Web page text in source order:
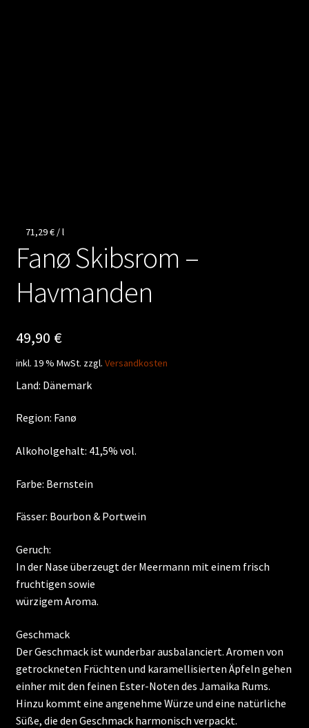
71,29€ /l
Fanø Skibsrom –
Havmanden
49,90 €
inkl. 19 % MwSt. zzgl. Versandkosten
Land: Dänemark
Region: Fanø
Alkoholgehalt: 41,5% vol.
Farbe: Bernstein
Fässer: Bourbon & Portwein
Geruch:
In der Nase überzeugt der Meermann mit einem frisch
fruchtigen sowie
würzigem Aroma.
Geschmack
Der Geschmack ist wunderbar ausbalanciert. Aromen von
getrockneten Früchten und karamellisierten Äpfeln gehen
einher mit den feinen Ester-Noten des Jamaika Rums.
Hinzu kommt eine angenehme Würze und eine natürliche
Süße, die den Geschmack harmonisch verpackt.